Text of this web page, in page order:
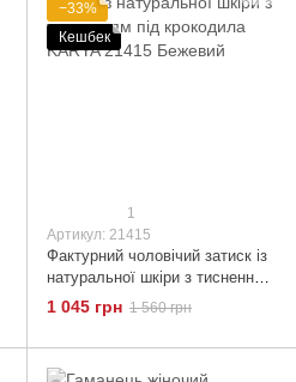
−33%
Кешбек
1
Артикул: 21415
Фактурний чоловічий затиск із
натуральної шкіри з тисненням
під крокодила KARYA 21415
Бежевий
1 045 грн 1 560 грн